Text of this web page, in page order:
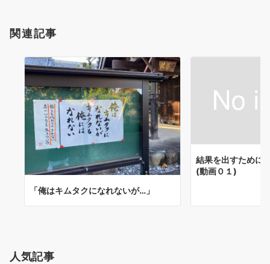
関連記事
「俺はキムタクになれないが…」
結果を出すために
(動画０１)
人気記事